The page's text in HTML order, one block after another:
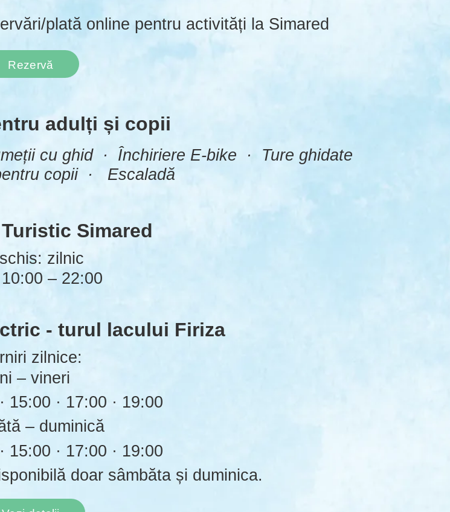
plată online pentru activități la Simared
Rezervă
adulți și copii
cu ghid · Închiriere E-bike · Ture ghidate
copii · Escaladă
Simared
zilnic
– 22:00
- turul lacului Firiza
zilnice:
– vineri
15:00 · 17:00 · 19:00
– duminică
15:00 · 17:00 · 19:00
doar sâmbăta și duminica.